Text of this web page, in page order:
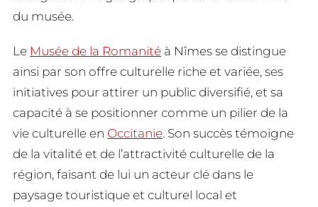
du musée.
Le Musée de la Romanité à Nîmes se distingue
ainsi par son offre culturelle riche et variée, ses
initiatives pour attirer un public diversifié, et sa
capacité à se positionner comme un pilier de la
vie culturelle en Occitanie. Son succès témoigne
de la vitalité et de l’attractivité culturelle de la
région, faisant de lui un acteur clé dans le
paysage touristique et culturel local et